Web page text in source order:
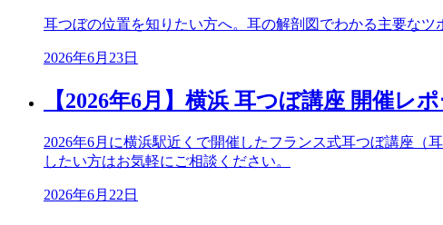
耳つぼの位置を知りたい方へ。耳の解剖図でわかる主要な
2026年6月23日
【2026年6月】横浜 耳つぼ講座 開催レポ
2026年6月に横浜駅近くで開催したフランス式耳つぼ講座
したい方はお気軽にご相談ください。
2026年6月22日